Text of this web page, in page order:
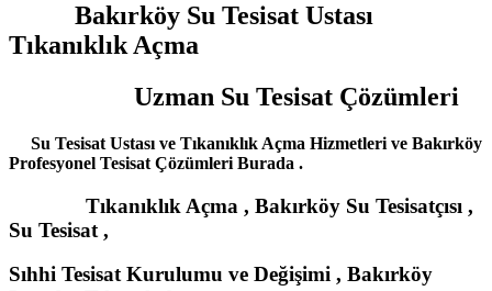
Bakırköy Su Tesisat Ustası
Tıkanıklık Açma
Uzman Su Tesisat Çözümleri
Su Tesisat Ustası ve Tıkanıklık Açma Hizmetleri ve Bakırköy
Profesyonel Tesisat Çözümleri Burada .
Tıkanıklık Açma , Bakırköy Su Tesisatçısı ,
Su Tesisat ,
Sıhhi Tesisat Kurulumu ve Değişimi , Bakırköy